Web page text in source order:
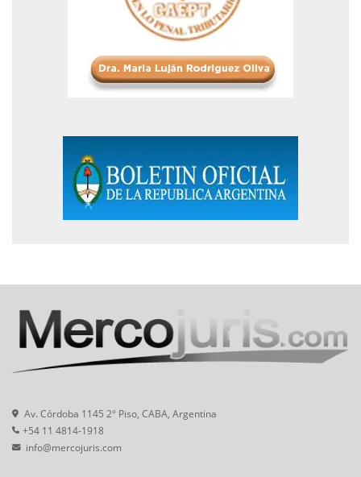
Av. Córdoba 1145 2° Piso, CABA, Argentina
+54 11 4814-1918
info@mercojuris.com